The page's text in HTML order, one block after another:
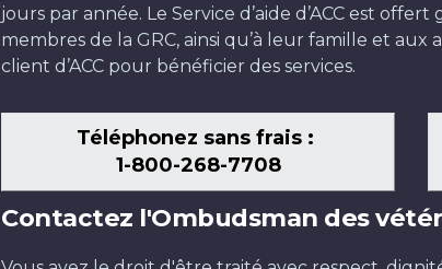
jours par année. Le Service d’aide d’ACC est
membres de la GRC, ainsi qu’à leur famille et aux
client d’ACC pour bénéficier des services.
Téléphonez sans frais :
1-800-268-7708
Contactez l'Ombudsman des